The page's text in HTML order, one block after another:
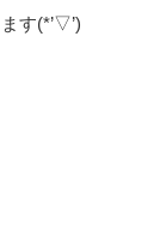
す(*’▽’)